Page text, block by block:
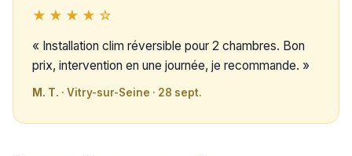
★★★★☆
« Installation clim réversible pour 2 chambres. Bon
prix, intervention en une journée, je recommande. »
M. T. · Vitry-sur-Seine · 28 sept.